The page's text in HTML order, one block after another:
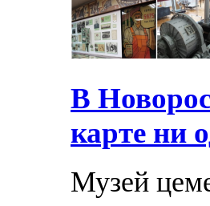
В
карте ни
Музей